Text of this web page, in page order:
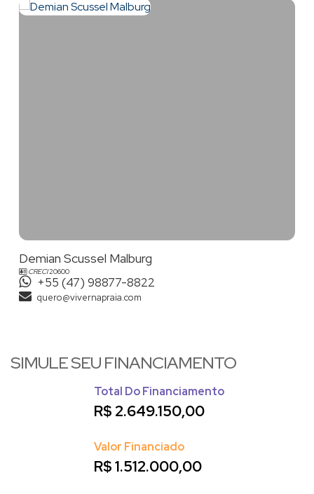
Demian Scussel Malburg
CRECI20600
+55 (47) 98877-8822
quero@vivernapraia.com
SIMULE SEU FINANCIAMENTO
Total Do Financiamento
R$2.649.150,00
Valor Financiado
R$1.512.000,00